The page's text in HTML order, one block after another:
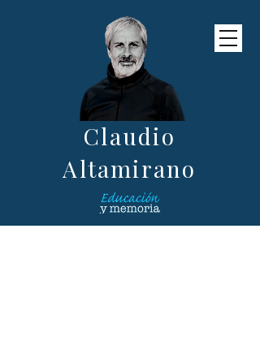
Claudio
Altamirano